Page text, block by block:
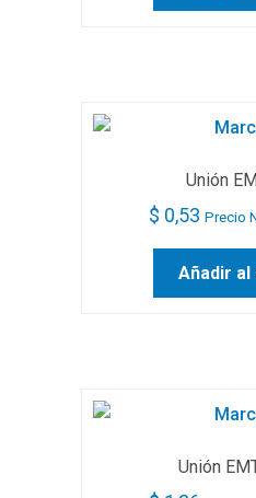
Unión
$ 0,53 Precio
Añadir
Unión